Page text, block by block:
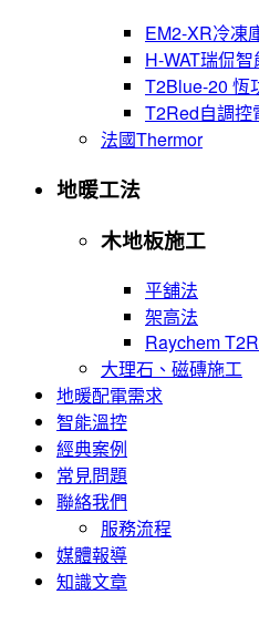
EM2-XR冷凍
H-WAT瑞侃
T2Blue-20 恆
T2Red自調控
法國Thermor
地暖工法
木地板施工
平舖法
架高法
Raychem
大理石、磁磚施工
地暖配電需求
智能溫控
經典案例
常見問題
聯絡我們
服務流程
媒體報導
知識文章